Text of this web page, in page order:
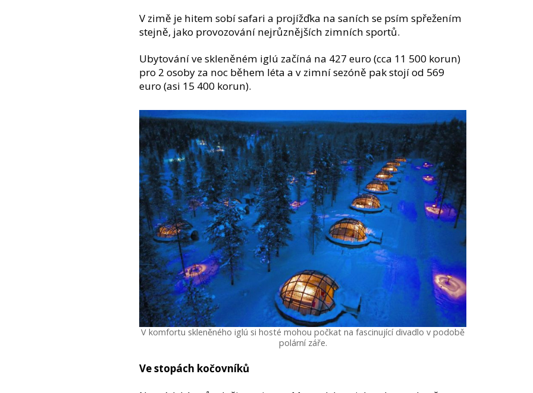
V zimě je hitem sobí safari a projížďka na saních se psím spřežením
stejně, jako provozování nejrůznějších zimních sportů.
Ubytování ve skleněném iglú začíná na 427 euro (cca 11 500 korun)
pro 2 osoby za noc během léta a v zimní sezóně pak stojí od 569
euro (asi 15 400 korun).
V komfortu skleněného iglú si hosté mohou počkat na fascinující divadlo v podobě
polární záře.
Ve stopách kočovníků